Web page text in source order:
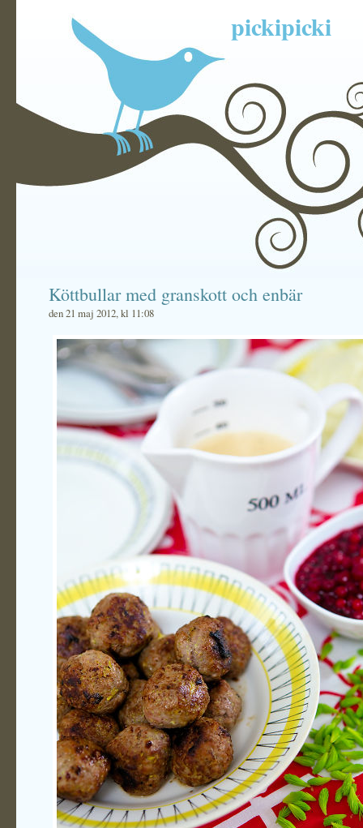
pickipicki
Köttbullar med granskott och enbär
den 21 maj 2012, kl 11:08